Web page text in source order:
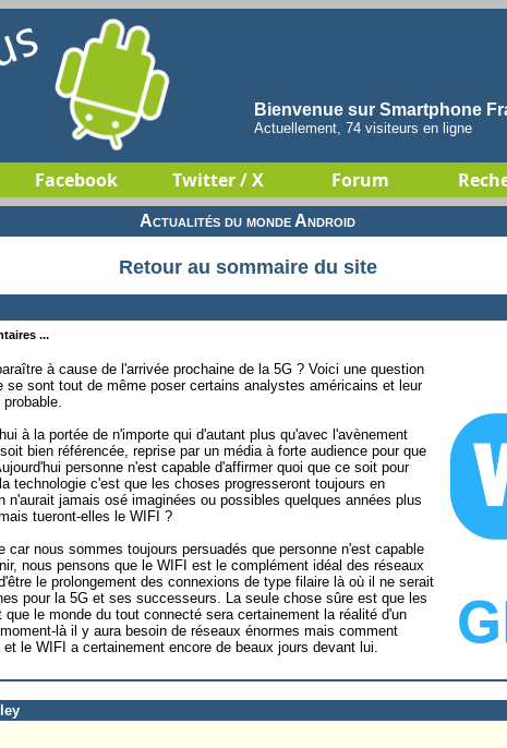
Bienvenue sur Smartphone
Actuellement, 74 visiteurs en ligne
Facebook Twitter / X Forum
Actualités du monde Android
Retour au sommaire du site
...
à cause de l'arrivée prochaine de la 5G ? Voici une question
se sont tout de même poser certains analystes américains et leur
à la portée de n'importe qui d'autant plus qu'avec l'avènement
bien référencée, reprise par un média à forte audience pour que
personne n'est capable d'affirmer quoi que ce soit pour
technologie c'est que les choses progresseront toujours en
n'aurait jamais osé imaginées ou possibles quelques années plus
tueront-elles le WIFI ?
car nous sommes toujours persuadés que personne n'est capable
nous pensons que le WIFI est le complément idéal des réseaux
le prolongement des connexions de type filaire là où il ne serait
pour la 5G et ses successeurs. La seule chose sûre est que les
le monde du tout connecté sera certainement la réalité d'un
là il y aura besoin de réseaux énormes mais comment
le WIFI a certainement encore de beaux jours devant lui.